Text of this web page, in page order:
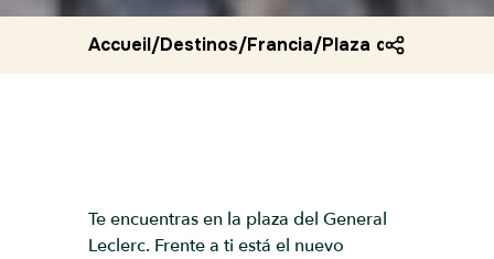
Accueil/Destinos/Francia/Plaza del general
Te encuentras en la plaza del General
Leclerc. Frente a ti está el nuevo